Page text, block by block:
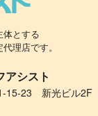
体とする
理店です。
シスト
15-23 新光ビル2F